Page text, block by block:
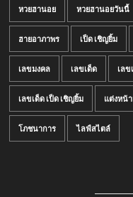
หวยฮานอย หวยฮานอยวันนี้
ฮายอาภาพร เป็ด เชิญยิ้ม
เลขมงคล เลขเด็ด เล
เลขเด็ด เป็ด เชิญยิ้ม แต่งหน้
โภชนาการ ไลฟ์สไตล์